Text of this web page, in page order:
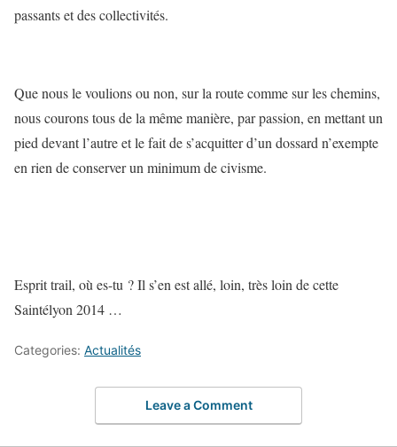
passants et des collectivités.
Que nous le voulions ou non, sur la route comme sur les chemins,
nous courons tous de la même manière, par passion, en mettant un
pied devant l’autre et le fait de s’acquitter d’un dossard n’exempte
en rien de conserver un minimum de civisme.
Esprit trail, où es-tu ? Il s’en est allé, loin, très loin de cette
Saintélyon 2014 …
Categories: Actualités
Leave a Comment